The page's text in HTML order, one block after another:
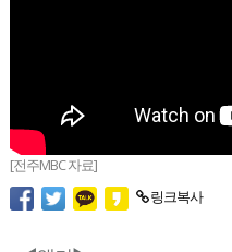
[전주MBC 자료]
링크복사